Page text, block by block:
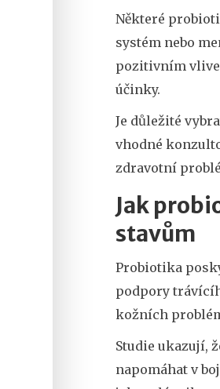
Některé
systém nebo
pozitivním
účinky.
Je důležité
vhodné
zdravotní
Jak
stavům
Probiotika
podpory
kožních
Studie ukazují,
napomáhat v